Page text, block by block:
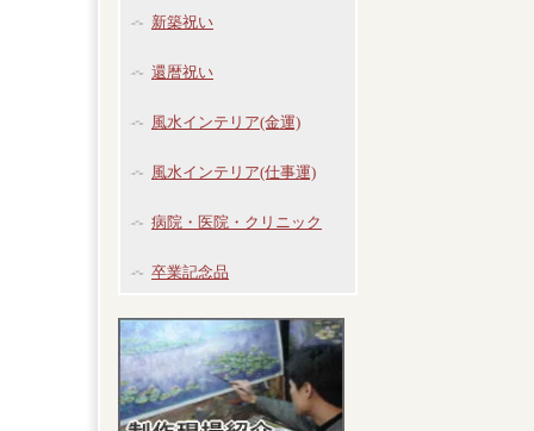
新築祝い
還暦祝い
風水インテリア(金運)
風水インテリア(仕事運)
病院・医院・クリニック
卒業記念品